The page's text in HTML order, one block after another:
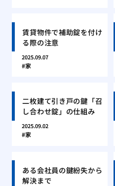
賃貸物件で補助錠を付け
る際の注意
2025.09.07
家
二枚建て引き戸の鍵「召
し合わせ錠」の仕組み
2025.09.02
家
ある会社員の鍵紛失から
解決まで